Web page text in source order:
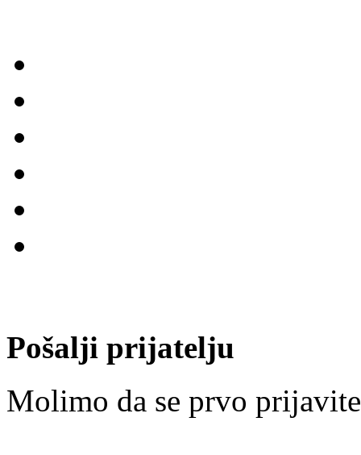
Pošalji prijatelju
Molimo da se prvo